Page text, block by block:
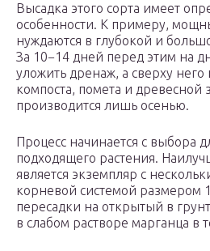
Высадка этого сорта имеет
особенности. К примеру,
нуждаются в глубокой и
За 10−14 дней перед этим на
уложить дренаж, а сверху него
компоста, помета и древесной
производится лишь осенью.
Процесс начинается с выбора
подходящего растения.
является экземпляр с
корневой системой размером
пересадки на открытый в
в слабом растворе марганца в